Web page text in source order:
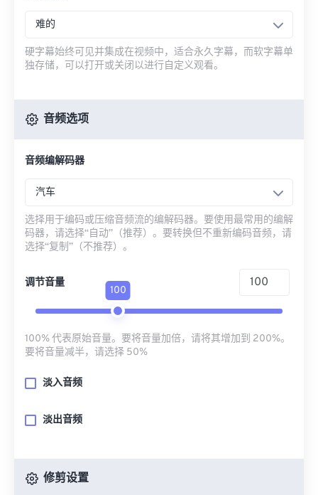
难的
硬字幕始终可见并集成在视频中，适合永久字幕，而软字幕单
独存储，可以打开或关闭以进行自定义观看。
音频选项
音频编解码器
汽车
选择用于编码或压缩音频流的编解码器。要使用最常用的编解
码器，请选择“自动”（推荐）。要转换但不重新编码音频，请
选择“复制”（不推荐）。
调节音量
100
100% 代表原始音量。要将音量加倍，请将其增加到 200%。
要将音量减半，请选择 50%
淡入音频
淡出音频
修剪设置